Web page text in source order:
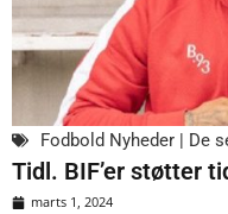
Fodbold Nyheder | De
Tidl. BIF’er støtter
marts 1, 2024